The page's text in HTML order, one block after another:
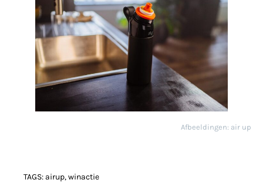
Afbeeldingen: air up
TAGS: airup,winactie